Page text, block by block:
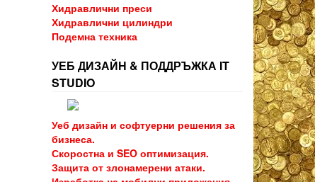
Хидравлични преси
Хидравлични цилиндри
Подемна техника
УЕБ ДИЗАЙН & ПОДДРЪЖКА IT
STUDIO
Уеб дизайн и софтуерни решения за
бизнеса.
Скоростна и SEO оптимизация.
Защита от злонамерени атаки.